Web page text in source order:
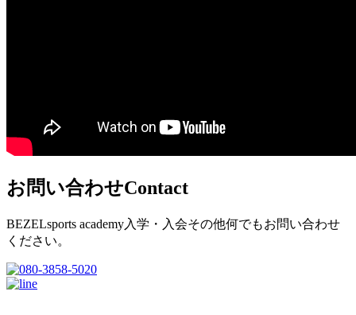
お問い合わせContact
BEZELsports academy入学・入会その他何でもお問い合わせ
ください。